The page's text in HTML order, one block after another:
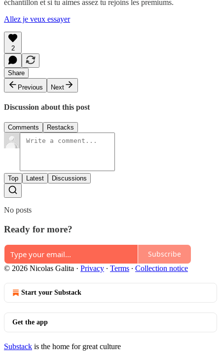
échantillon et si tu aimes assez tu rejoins les premiums.
Allez je veux essayer
2
Share
Previous
Next
Discussion about this post
Comments Restacks
Top Latest Discussions
No posts
Ready for more?
Subscribe
© 2026 Nicolas Galita · Privacy ∙ Terms ∙ Collection notice
Start your Substack
Get the app
Substack is the home for great culture